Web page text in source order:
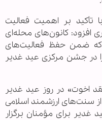
بر اهمیت فعالیت
افزود: کانون‌های محله‌ای
که ضمن حفظ فعالیت‌های
در جشن مرکزی عید غدیر
اخوت» در روز عید غدیر
سنت‌های ارزشمند اسلامی
برای مؤمنان برگزار